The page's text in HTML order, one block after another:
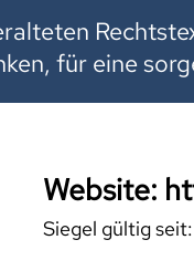
für eine
Website:
Siegel gültig seit: